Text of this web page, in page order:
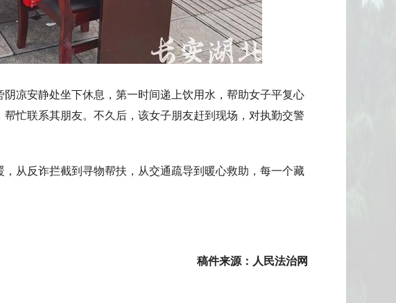
安静处坐下休息，第一时间递上饮用水，帮助女子平复心
忙联系其朋友。不久后，该女子朋友赶到现场，对执勤交警
反诈拦截到寻物帮扶，从交通疏导到暖心救助，每一个藏
稿件来源：人民法治网